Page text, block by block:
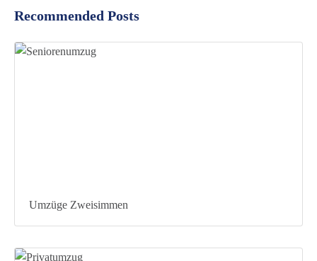
Recommended Posts
Umzüge Zweisimmen